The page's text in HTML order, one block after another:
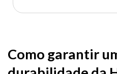
Como garantir